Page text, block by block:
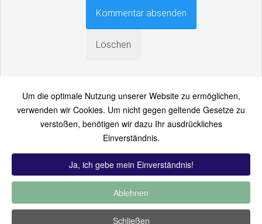
An einen Freund senden
Bitte loggen Sie sich zuerst ein...
-Zuletzt hinzugekommen
Um die optimale Nutzung unserer Website zu ermöglichen,
verwenden wir Cookies. Um nicht gegen geltende Gesetze zu
verstoßen, benötigen wir dazu Ihr ausdrückliches
Einverständnis.
Ja, ich gebe mein Einverständnis!
Ablehnen
Schließen